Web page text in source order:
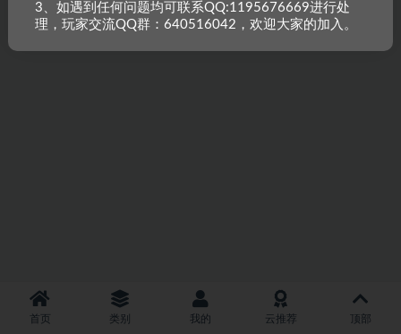
首页 类别 我的 云推荐 顶部
3、如遇到任何问题均可联系QQ:1195676669进行处
理，玩家交流QQ群：640516042，欢迎大家的加入。